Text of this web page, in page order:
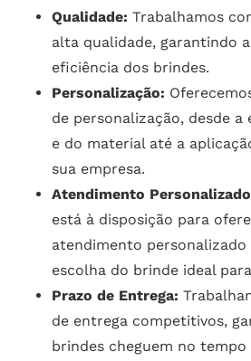
Qualidade: Trabalhamos
alta qualidade, garantindo
eficiência dos brindes.
Personalização:
de personalização, desde a
e do material até a
sua empresa.
Atendimento
está à disposição para
atendimento personalizado
escolha do brinde ideal
Prazo de Entrega:
de entrega competitivos,
brindes cheguem no